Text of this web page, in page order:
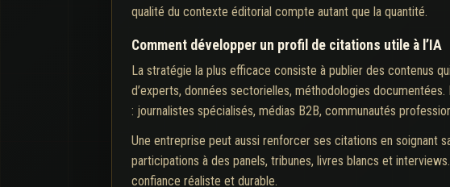
qualité du contexte éditorial compte autant que la quantité.
Comment développer un profil de citations utile à l’IA
La stratégie la plus efficace consiste à publier des contenus
d’experts, données sectorielles, méthodologies
: journalistes spécialisés, médias B2B, communautés
Une entreprise peut aussi renforcer ses citations en soignant
participations à des panels, tribunes, livres blancs et
confiance réaliste et durable.